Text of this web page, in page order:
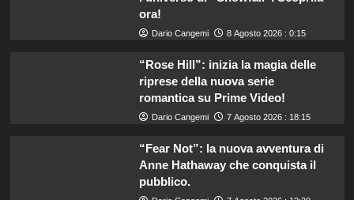
ora!
Dario Cangemi 8 Agosto 2026 : 0:15
“Rose Hill”: inizia la magia delle
riprese della nuova serie
romantica su Prime Video!
Dario Cangemi 7 Agosto 2026 : 18:15
“Fear Not”: la nuova avventura di
Anne Hathaway che conquista il
pubblico.